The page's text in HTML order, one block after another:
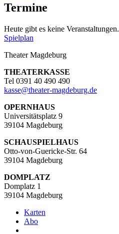
Termine
Heute gibt es keine Veranstaltungen.
Spielplan
Theater Magdeburg
THEATERKASSE
Tel 0391 40 490 490
kasse@theater-magdeburg.de
OPERNHAUS
Universitätsplatz 9
39104 Magdeburg
SCHAUSPIELHAUS
Otto-von-Guericke-Str. 64
39104 Magdeburg
DOMPLATZ
Domplatz 1
39104 Magdeburg
Karten
Abo